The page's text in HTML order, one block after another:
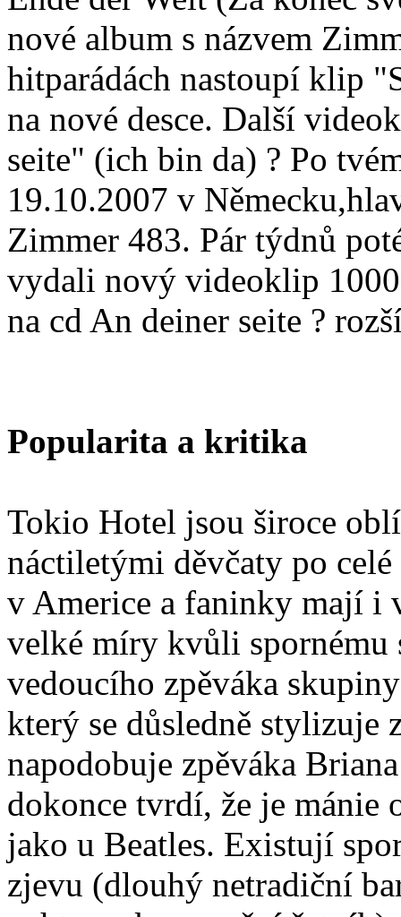
nové album s názvem
hitparádách nastoupí klip
na nové desce. Další
seite" (ich bin da) ? Po
19.10.2007 v
Zimmer 483. Pár týdnů
vydali nový videoklip
na cd An deiner seite ?
Popularita a kritika
Tokio Hotel jsou široce
náctiletými děvčaty po
v Americe a faninky mají i
velké míry kvůli spornému
vedoucího zpěváka
který se důsledně stylizuje
napodobuje zpěváka
dokonce tvrdí, že je
jako u Beatles. Existují
zjevu (dlouhý netradiční